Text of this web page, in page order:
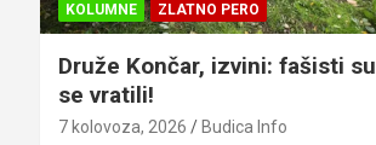
KOLUMNE ZLATNO PERO
Druže Končar, izvini: fašisti su
se vratili!
7 kolovoza, 2026 Budica Info